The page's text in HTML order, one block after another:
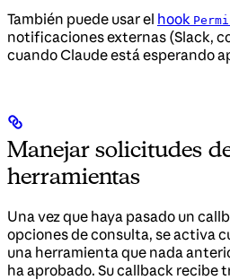
También puede usar el hook
notificaciones externas (Slack,
cuando Claude está esperando
Manejar solicitudes
herramientas
Una vez que haya pasado un
opciones de consulta, se activa
una herramienta que nada
ha aprobado. Su callback recibe